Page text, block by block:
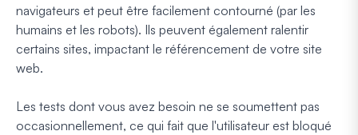
navigateurs et peut être facilement contourné (par les
humains et les robots). Ils peuvent également ralentir
certains sites, impactant le référencement de votre site
web.
Les tests dont vous avez besoin ne se soumettent pas
occasionnellement, ce qui fait que l'utilisateur est bloqué